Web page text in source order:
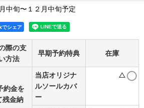
中旬〜１２月中旬予定
シェア
際の支
方法
早期予約特典 在庫
約金を
残金納
当店オリジナ
ルソールカバ
ー
△